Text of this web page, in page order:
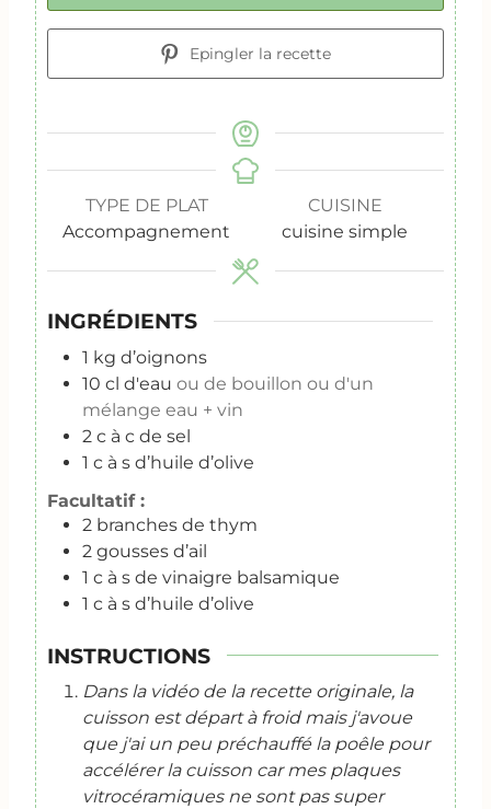
Epingler la recette
TYPE DE PLAT
Accompagnement
CUISINE
cuisine simple
INGRÉDIENTS
1 kg d’oignons
10 cl d'eau ou de bouillon ou d'un
mélange eau + vin
2 c à c de sel
1 c à s d’huile d’olive
Facultatif :
2 branches de thym
2 gousses d’ail
1 c à s de vinaigre balsamique
1 c à s d’huile d’olive
INSTRUCTIONS
Dans la vidéo de la recette originale, la
cuisson est départ à froid mais j'avoue
que j'ai un peu préchauffé la poêle pour
accélérer la cuisson car mes plaques
vitrocéramiques ne sont pas super